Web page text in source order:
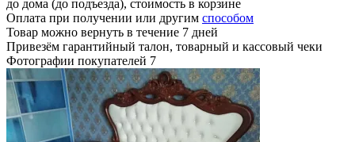
до дома (до подъезда), стоимость в корзине
Оплата при получении или другим способом
Товар можно вернуть в течение 7 дней
Привезём гарантийный талон, товарный и кассовый чеки
Фотографии покупателей 7